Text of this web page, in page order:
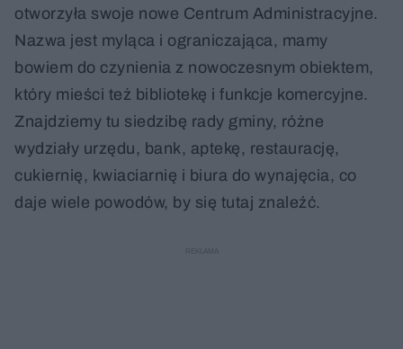
otworzyła swoje nowe Centrum Administracyjne.
Nazwa jest myląca i ograniczająca, mamy
bowiem do czynienia z nowoczesnym obiektem,
który mieści też bibliotekę i funkcje komercyjne.
Znajdziemy tu siedzibę rady gminy, różne
wydziały urzędu, bank, aptekę, restaurację,
cukiernię, kwiaciarnię i biura do wynajęcia, co
daje wiele powodów, by się tutaj znaleźć.